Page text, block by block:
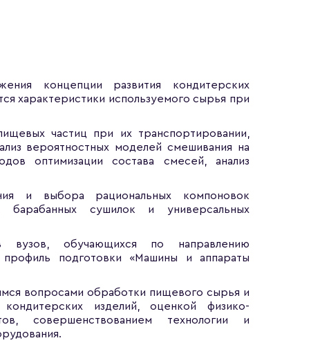
концепции развития кондитерских
характеристики используемого сырья при
частиц при их транспортировании,
вероятностных моделей смешивания на
оптимизации состава смесей, анализ
и выбора рациональных компоновок
барабанных сушилок и универсальных
вузов, обучающихся по направлению
подготовки «Машины и аппараты
вопросами обработки пищевого сырья и
изделий, оценкой физико-
совершенствованием технологии и